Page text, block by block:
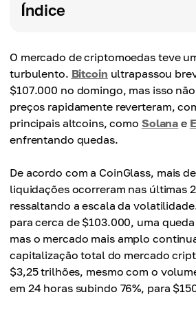
Índice
O mercado de criptomoedas teve
turbulento. Bitcoin ultrapassou
$107.000 no domingo, mas isso
preços rapidamente reverteram,
principais altcoins, como Solana e
enfrentando quedas.
De acordo com a CoinGlass, mais
liquidações ocorreram nas últimas
ressaltando a escala da
para cerca de $103.000, uma
mas o mercado mais amplo
capitalização total do mercado
$3,25 trilhões, mesmo com o
em 24 horas subindo 76%, para